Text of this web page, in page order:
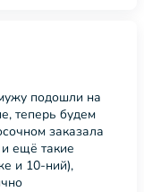
подошли на
теперь будем
заказала
ещё такие
и 10-ний),